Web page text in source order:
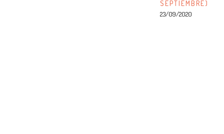
SEPTIEMBRE)
23/09/2020